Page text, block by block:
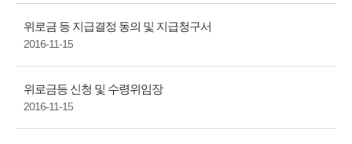
위로금 등 지급결정 동의 및 지급청구서
2016-11-15
위로금등 신청 및 수령위임장
2016-11-15